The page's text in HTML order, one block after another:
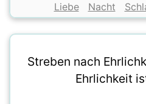
Liebe Nacht
Streben nach
Ehrlichkeit